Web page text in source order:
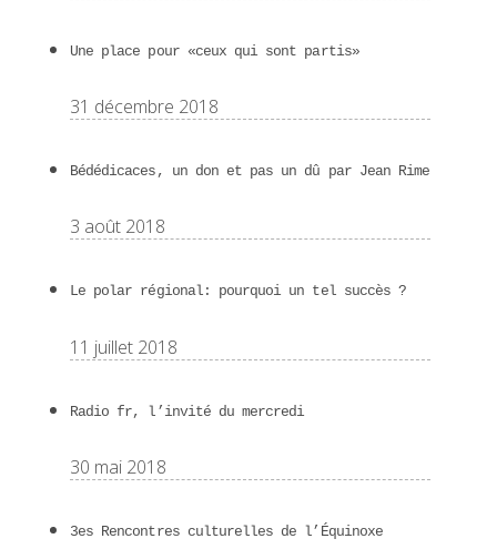
Une place pour «ceux qui sont partis»
31 décembre 2018
Bédédicaces, un don et pas un dû par Jean Rime
3 août 2018
Le polar régional: pourquoi un tel succès ?
11 juillet 2018
Radio fr, l’invité du mercredi
30 mai 2018
3es Rencontres culturelles de l’Équinoxe